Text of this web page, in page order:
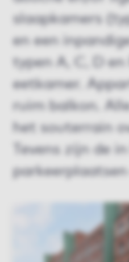
slaapkamers
en een
typen A, C, D
eetkamer.
ruim balkon.
het souterrain
Tevens zijn de